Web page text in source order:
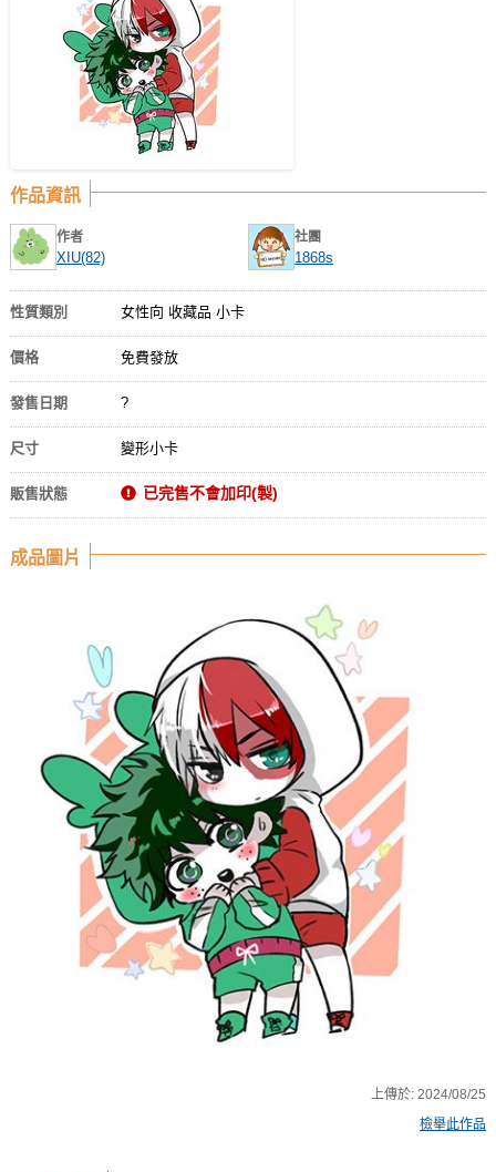
註冊會員
登入
作品資訊
作者
XIU(82)
社團
1868s
性質類別 女性向 收藏品 小卡
價格 免費發放
發售日期 ?
尺寸 變形小卡
販售狀態 已完售不會加印(製)
成品圖片
上傳於: 2024/08/25
檢舉此作品